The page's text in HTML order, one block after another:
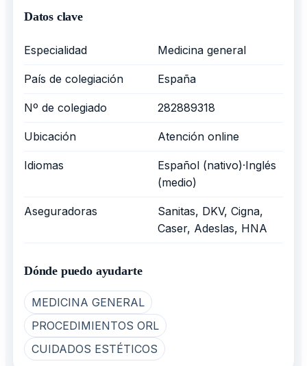
Datos clave
Especialidad Medicina general
País de colegiación España
Nº de colegiado 282889318
Ubicación Atención online
Idiomas
Español (nativo)·Inglés
(medio)
Aseguradoras
Sanitas, DKV, Cigna,
Caser, Adeslas, HNA
Dónde puedo ayudarte
MEDICINA GENERAL
PROCEDIMIENTOS ORL
CUIDADOS ESTÉTICOS